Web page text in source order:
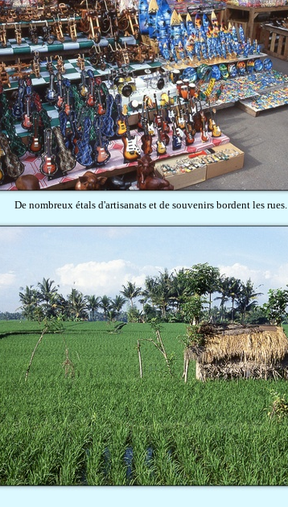
De nombreux étals d'artisanats et de souvenirs bordent les rues.